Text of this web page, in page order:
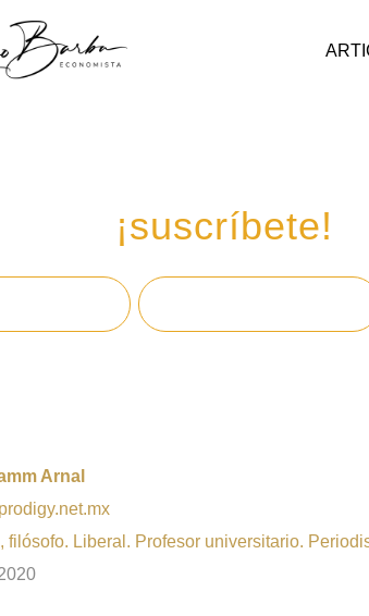
¡suscríbete!
Arnal
filósofo. Liberal. Profesor universitario.